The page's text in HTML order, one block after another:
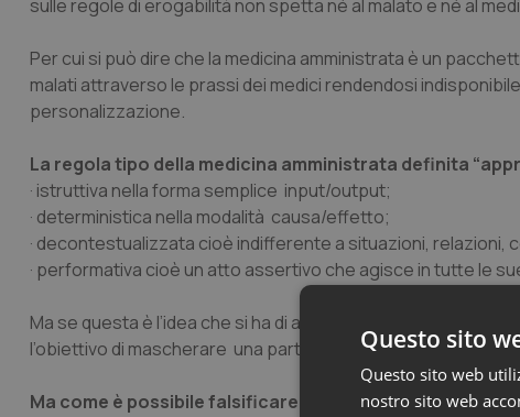
sulle regole di erogabilità non spetta né al malato e né al
Per cui si può dire che la medicina amministrata è un
malati attraverso le prassi dei medici rendendosi
personalizzazione.
La regola tipo della medicina amministrata definita “
· istruttiva nella forma semplice input/output;
· deterministica nella modalità causa/effetto;
· decontestualizzata cioè indifferente a situazioni, relazioni,
· performativa cioè un atto assertivo che agisce in tutte le
Ma se questa è l’idea che si ha di appropriatezza, la
l’obiettivo di mascherare una particolare forma di taglio
Ma come è possibile falsificare il concetto di
Questo sito
Questo sito web
nostro sito web